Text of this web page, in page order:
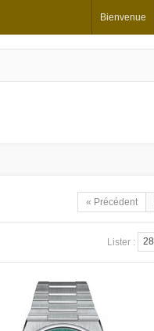
Bienvenue
« Précédent
Lister : 28